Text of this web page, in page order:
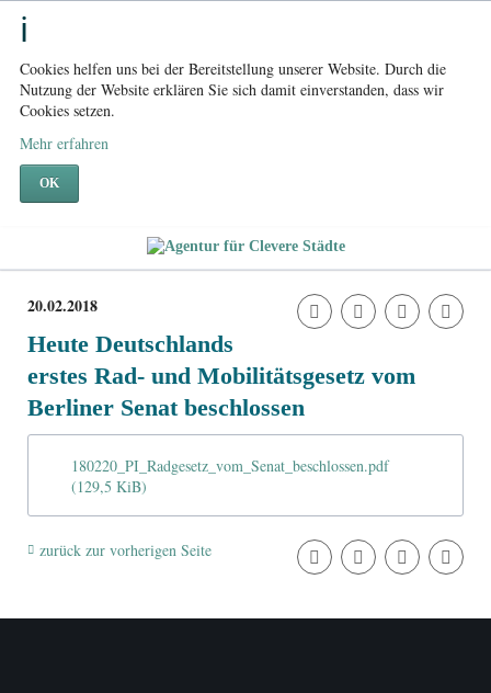
Cookies helfen uns bei der Bereitstellung unserer Website. Durch die
Nutzung der Website erklären Sie sich damit einverstanden, dass wir
Cookies setzen.
Mehr erfahren
OK
20.02.2018
Heute Deutschlands
erstes Rad- und Mobilitätsgesetz vom
Berliner Senat beschlossen
180220_PI_Radgesetz_vom_Senat_beschlossen.pdf
(129,5 KiB)
zurück zur vorherigen Seite